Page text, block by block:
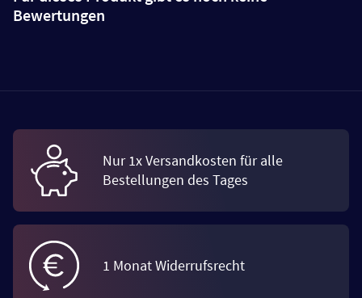
Bewertungen
Nur 1x Versandkosten für alle
Bestellungen des Tages
1 Monat Widerrufsrecht